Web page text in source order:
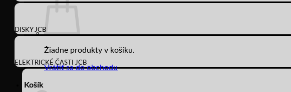
Žiadne produkty v košíku.
Vrátiť sa do obchodu
Košík
DISKY JCB
ELEKTRICKÉ ČASTI JCB